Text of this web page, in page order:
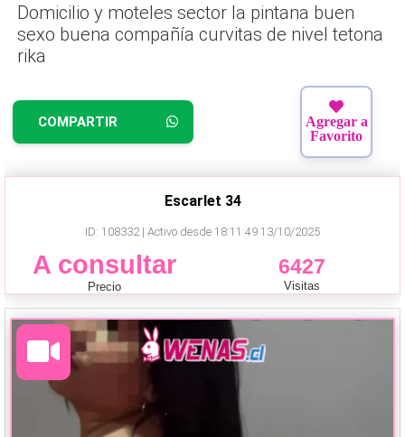
Domicilio y moteles sector la pintana buen
sexo buena compañía curvitas de nivel tetona
rika
COMPARTIR
Agregar a
Favorito
Escarlet 34
ID: 108332 | Activo desde 18:11:49 13/10/2025
A consultar
Precio
6427
Visitas